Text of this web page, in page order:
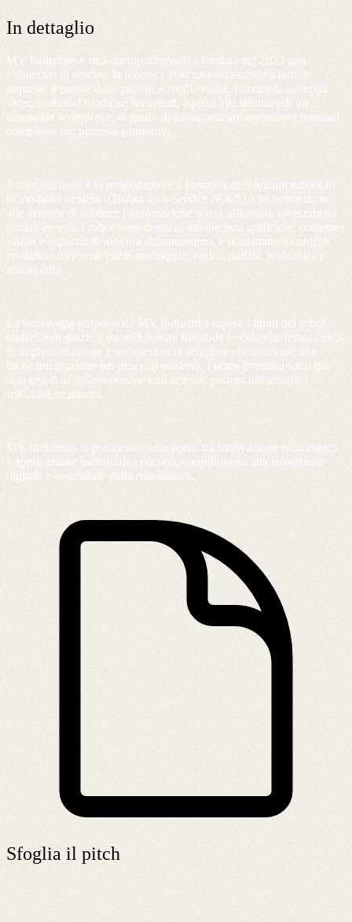
In dettaglio
MY Industries è una startup innovativa fondata nel 2022 con
l’obiettivo di rendere la robotica avanzata accessibile a tutte le
imprese, a partire dalle piccole e medie realtà. L’azienda sviluppa
sistemi robotici modulari brevettati, ispirati alla struttura di un
umanoide scomposto, in grado di automatizzare operazioni manuali
complesse nei processi produttivi.
Il core business è la progettazione e fornitura di soluzioni robotiche
in modalità vendita o Robot-as-a-Service (RaaS), che permettono
alle aziende di adottare l’automazione senza affrontare investimenti
iniziali elevati. I robot sono dotati di intelligenza artificiale, computer
vision e capacità di movimento autonomo, e si adattano a contesti
produttivi differenti come montaggio, taglio, pulizia, levigatura e
annodatura.
La tecnologia proposta da MY Industries supera i limiti dei robot
tradizionali grazie a un’architettura flessibile e scalabile, tempi rapidi
di implementazione e un’interfaccia semplice che consente una
facile integrazione nei processi esistenti. I primi prototipi sono già
stati testati in collaborazione con aziende partner interessate a
soluzioni su misura.
MY Industries si posiziona come ponte tra innovazione tecnologica
e applicazione industriale concreta, contribuendo alla transizione
digitale e sostenibile della manifattura.
Sfoglia il pitch